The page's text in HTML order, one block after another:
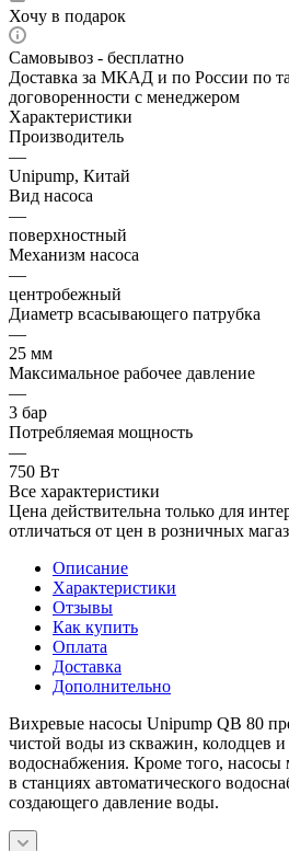
Хочу в подарок
Самовывоз - бесплатно
Доставка за МКАД и по России по
договоренности с менеджером
Характеристики
Производитель
—
Unipump, Китай
Вид насоса
—
поверхностный
Механизм насоса
—
центробежный
Диаметр всасывающего патрубка
—
25 мм
Максимальное рабочее давление
—
3 бар
Потребляемая мощность
—
750 Вт
Все характеристики
Цена действительна только для
отличаться от цен в розничных
Описание
Характеристики
Отзывы
Как купить
Оплата
Доставка
Дополнительно
Вихревые насосы Unipump QB 80
чистой воды из скважин, колодцев
водоснабжения. Кроме того, насосы
в станциях автоматического
создающего давление воды.